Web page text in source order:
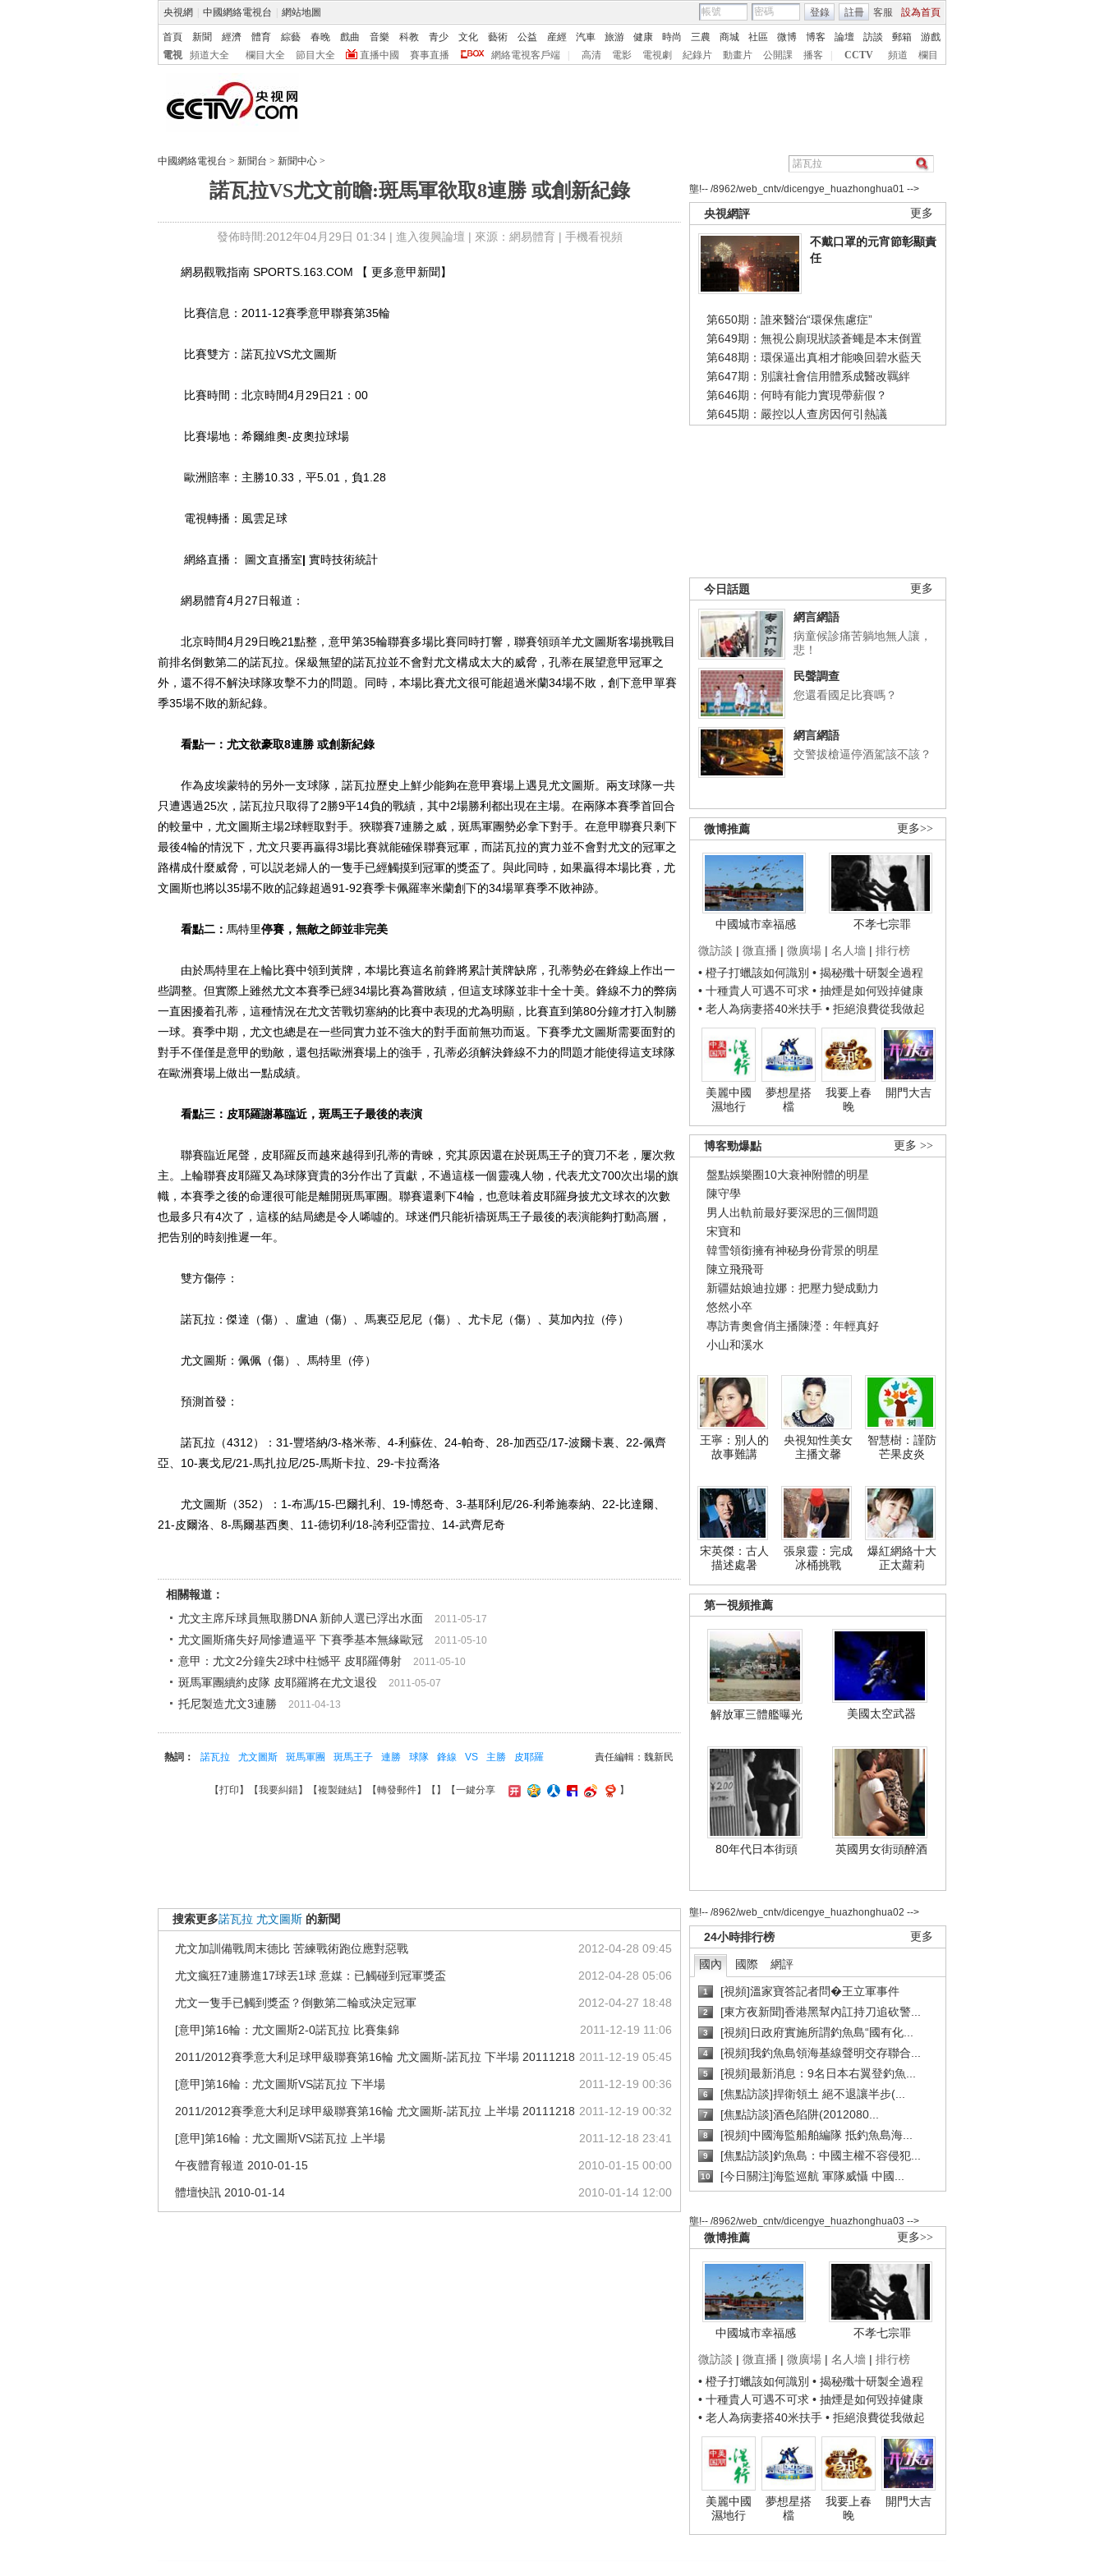
央視網 中國網絡電視台 網站地圖 客服 設為首頁
登錄 註冊
首頁 新聞 經濟 體育 綜藝 春晚 戲曲 音樂 科教 青少 文化 藝術 公益 産經 汽車 旅游 健康 時尚 三農 商城 社區 微博 博客 論壇 訪談 郵箱
游戲
電視
頻道大全 欄目大全 節目大全 直播中國 賽事直播 網絡電視客戶端 高清 電影 電視劇 紀錄片 動畫片 公開課 播客 CCTV 頻道 欄目
中國網絡電視台 > 新聞台 > 新聞中心 >
諾瓦拉VS尤文前瞻:斑馬軍欲取8連勝 或創新紀錄
發佈時間:2012年04月29日 01:34 | 進入復興論壇 | 來源：網易體育 | 手機看視頻
壟!-- /8962/web_cntv/dicengye_huazhonghua01 -->
更多
央視網評
不戴口罩的元宵節彰顯責
任
第650期：誰來醫治“環保焦慮症”
第649期：無視公廁現狀談蒼蠅是本末倒置
第648期：環保逼出真相才能喚回碧水藍天
第647期：別讓社會信用體系成醫改羈絆
第646期：何時有能力實現帶薪假？
第645期：嚴控以人查房因何引熱議
更多
今日話題
網言網語
病童候診痛苦躺地無人讓，
悲！
民聲調查
您還看國足比賽嗎？
網言網語
交警拔槍逼停酒駕該不該？
更多>>
微博推薦
中國城市幸福感
不孝七宗罪
微訪談 | 微直播 | 微廣場 | 名人墻 | 排行榜
• 橙子打蠟該如何識別 • 揭秘殲十研製全過程
• 十種貴人可遇不可求 • 抽煙是如何毀掉健康
• 老人為病妻搭40米扶手 • 拒絕浪費從我做起
美麗中國
濕地行
夢想星搭
檔
我要上春
晚
開門大吉
更多 >>
博客勁爆點
盤點娛樂圈10大衰神附體的明星
陳守學
男人出軌前最好要深思的三個問題
宋寶和
韓雪領銜擁有神秘身份背景的明星
陳立飛飛哥
新疆姑娘迪拉娜：把壓力變成動力
悠然小卒
專訪青奧會俏主播陳瀅：年輕真好
小山和溪水
王寧：別人的
故事難講
央視知性美女
主播文馨
智慧樹：謹防
芒果皮炎
宋英傑：古人
描述處暑
張泉靈：完成
冰桶挑戰
爆紅網絡十大
正太蘿莉
第一視頻推薦
解放軍三體艦曝光 美國太空武器
80年代日本街頭 英國男女街頭醉酒
壟!-- /8962/web_cntv/dicengye_huazhonghua02 -->
更多
24小時排行榜
國內 國際 網評
1 [視頻]溫家寶答記者問�王立軍事件
2 [東方夜新聞]香港黑幫內訌持刀追砍警...
3 [視頻]日政府實施所謂釣魚島“國有化...
4 [視頻]我釣魚島領海基線聲明交存聯合...
5 [視頻]最新消息：9名日本右翼登釣魚...
6 [焦點訪談]捍衛領土 絕不退讓半步(...
7 [焦點訪談]酒色陷阱(2012080...
8 [視頻]中國海監船舶編隊 抵釣魚島海...
9 [焦點訪談]釣魚島：中國主權不容侵犯...
10 [今日關注]海監巡航 軍隊威懾 中國...
壟!-- /8962/web_cntv/dicengye_huazhonghua03 -->
更多>>
微博推薦
中國城市幸福感
不孝七宗罪
微訪談 | 微直播 | 微廣場 | 名人墻 | 排行榜
• 橙子打蠟該如何識別 • 揭秘殲十研製全過程
• 十種貴人可遇不可求 • 抽煙是如何毀掉健康
• 老人為病妻搭40米扶手 • 拒絕浪費從我做起
美麗中國
濕地行
夢想星搭
檔
我要上春
晚
開門大吉
網易觀戰指南 SPORTS.163.COM 【 更多意甲新聞】
比賽信息：2011-12賽季意甲聯賽第35輪
比賽雙方：諾瓦拉VS尤文圖斯
比賽時間：北京時間4月29日21：00
比賽場地：希爾維奧-皮奧拉球場
歐洲賠率：主勝10.33，平5.01，負1.28
電視轉播：風雲足球
網絡直播： 圖文直播室| 實時技術統計
網易體育4月27日報道：
北京時間4月29日晚21點整，意甲第35輪聯賽多場比賽同時打響，聯賽領頭羊尤文圖斯客場挑戰目
前排名倒數第二的諾瓦拉。保級無望的諾瓦拉並不會對尤文構成太大的威脅，孔蒂在展望意甲冠軍之
外，還不得不解決球隊攻擊不力的問題。同時，本場比賽尤文很可能超過米蘭34場不敗，創下意甲單賽
季35場不敗的新紀錄。
看點一：尤文欲豪取8連勝 或創新紀錄
作為皮埃蒙特的另外一支球隊，諾瓦拉歷史上鮮少能夠在意甲賽場上遇見尤文圖斯。兩支球隊一共
只遭遇過25次，諾瓦拉只取得了2勝9平14負的戰績，其中2場勝利都出現在主場。在兩隊本賽季首回合
的較量中，尤文圖斯主場2球輕取對手。狹聯賽7連勝之威，斑馬軍團勢必拿下對手。在意甲聯賽只剩下
最後4輪的情況下，尤文只要再贏得3場比賽就能確保聯賽冠軍，而諾瓦拉的實力並不會對尤文的冠軍之
路構成什麼威脅，可以説老婦人的一隻手已經觸摸到冠軍的獎盃了。與此同時，如果贏得本場比賽，尤
文圖斯也將以35場不敗的記錄超過91-92賽季卡佩羅率米蘭創下的34場單賽季不敗神跡。
看點二： 馬特里停賽，無敵之師並非完美
由於馬特里在上輪比賽中領到黃牌，本場比賽這名前鋒將累計黃牌缺席，孔蒂勢必在鋒線上作出一
些調整。但實際上雖然尤文本賽季已經34場比賽為嘗敗績，但這支球隊並非十全十美。鋒線不力的弊病
一直困擾着孔蒂，這種情況在尤文苦戰切塞納的比賽中表現的尤為明顯，比賽直到第80分鐘才打入制勝
一球。賽季中期，尤文也總是在一些同實力並不強大的對手面前無功而返。下賽季尤文圖斯需要面對的
對手不僅僅是意甲的勁敵，還包括歐洲賽場上的強手，孔蒂必須解決鋒線不力的問題才能使得這支球隊
在歐洲賽場上做出一點成績。
看點三：皮耶羅謝幕臨近，斑馬王子最後的表演
聯賽臨近尾聲，皮耶羅反而越來越得到孔蒂的青睞，究其原因還在於斑馬王子的寶刀不老，屢次救
主。上輪聯賽皮耶羅又為球隊寶貴的3分作出了貢獻，不過這樣一個靈魂人物，代表尤文700次出場的旗
幟，本賽季之後的命運很可能是離開斑馬軍團。聯賽還剩下4輪，也意味着皮耶羅身披尤文球衣的次數
也最多只有4次了，這樣的結局總是令人唏噓的。球迷們只能祈禱斑馬王子最後的表演能夠打動高層，
把告別的時刻推遲一年。
雙方傷停：
諾瓦拉：傑達（傷）、盧迪（傷）、馬裏亞尼尼（傷）、尤卡尼（傷）、莫加內拉（停）
尤文圖斯：佩佩（傷）、馬特里（停）
預測首發：
諾瓦拉（4312）：31-豐塔納/3-格米蒂、4-利蘇佐、24-帕奇、28-加西亞/17-波爾卡裏、22-佩齊
亞、10-裏戈尼/21-馬扎拉尼/25-馬斯卡拉、29-卡拉喬洛
尤文圖斯（352）：1-布馮/15-巴爾扎利、19-博怒奇、3-基耶利尼/26-利希施泰納、22-比達爾、
21-皮爾洛、8-馬爾基西奧、11-德切利/18-誇利亞雷拉、14-武齊尼奇
相關報道：
尤文主席斥球員無取勝DNA 新帥人選已浮出水面
2011-05-17
尤文圖斯痛失好局慘遭逼平 下賽季基本無緣歐冠 2011-05-10
意甲：尤文2分鐘失2球中柱憾平 皮耶羅傳射 2011-05-10
斑馬軍團續約皮隊 皮耶羅將在尤文退役 2011-05-07
托尼製造尤文3連勝 2011-04-13
責任編輯：魏新民
熱詞： 諾瓦拉 尤文圖斯 斑馬軍團 斑馬王子 連勝 球隊 鋒線 VS 主勝 皮耶羅
【打印 】【我要糾錯】【複製鏈結】【轉發郵件】【 】 【一鍵分享 】
搜索更多諾瓦拉 尤文圖斯 的新聞
2012-04-28 09:45
尤文加訓備戰周末德比 苦練戰術跑位應對惡戰
2012-04-28 05:06
尤文瘋狂7連勝進17球丟1球 意媒：已觸碰到冠軍獎盃
2012-04-27 18:48
尤文一隻手已觸到獎盃？倒數第二輪或決定冠軍
2011-12-19 11:06
[意甲]第16輪：尤文圖斯2-0諾瓦拉 比賽集錦
2011-12-19 05:45
2011/2012賽季意大利足球甲級聯賽第16輪 尤文圖斯-諾瓦拉 下半場 20111218
2011-12-19 00:36
[意甲]第16輪：尤文圖斯VS諾瓦拉 下半場
2011-12-19 00:32
2011/2012賽季意大利足球甲級聯賽第16輪 尤文圖斯-諾瓦拉 上半場 20111218
2011-12-18 23:41
[意甲]第16輪：尤文圖斯VS諾瓦拉 上半場
2010-01-15 00:00
午夜體育報道 2010-01-15
2010-01-14 12:00
體壇快訊 2010-01-14